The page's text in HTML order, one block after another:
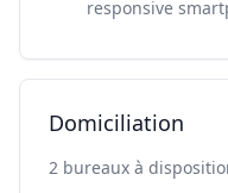
responsive
Domiciliation
2 bureaux à